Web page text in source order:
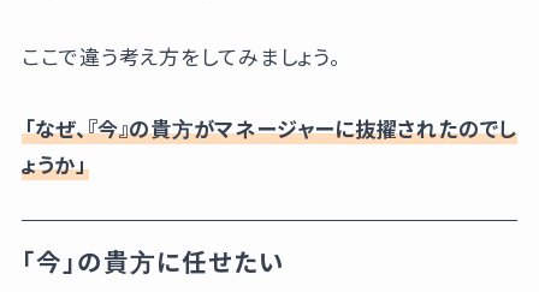
ここで違う考え方をしてみましょう。
「なぜ、『今』の貴方がマネージャーに抜擢されたのでし
ょうか」
「今」の貴方に任せたい